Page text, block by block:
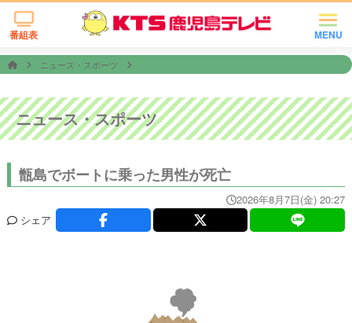
MENU
番組表
ニュース・スポーツ
ニュース・スポーツ
甑島でボートに乗った男性が死亡
2026年8月7日(金) 20:27
シェア